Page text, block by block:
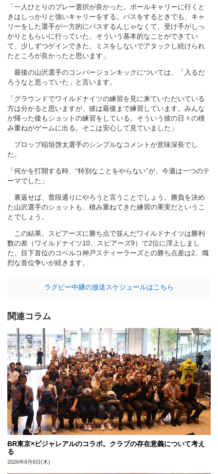
「一人ひとりのプレー選択が良かった。ボールキャリーに行くと
きはしっかりと強いキャリーをする。パスをするときでも、キャ
リーをした選手が一方的にパスするんじゃなくて、受け手がしっ
かりともらいに行っていた。そういう基本的なことができてい
て、少しずつゲインできた。ミスをしないでアタックし続けられ
たところが良かったと思います」
最後の山沢選手のコンバージョンキックについては、「入るだ
ろうなと思っていた」と言います。
「グラウンドでワイルドナイツの練習を見に来ていただいている
方は分かると思いますが、彼は最後まで練習しています。みんな
が帰った後もショットの練習をしている。そういう彼の日々の積
み重ねがゲームに出る。そこは安心して見ていました」
プロップ稲垣啓太選手のシンプルなコメントが意味深長でし
た。
「何かを打開する時、“特別なことをやらない”が、今週は一つのテ
ーマでした」
裏返せば、普段通りにやろうと言うことでしょう。勝負を決め
た山沢選手のショットも、積み重ねてきた練習の果実だというこ
とでしょう。
この結果、スピアーズに勝ち点で並んだワイルドナイツは勝利
数の差（ワイルドナイツ10、スピアーズ9）で2位に浮上しまし
た。目下首位のコベルコ神戸スティーラーズとの勝ち点差は2。熾
烈な首位争いが続きます。
ラグビー中継の放送スケジュールはこちら
関連コラム
BR東京×ビジャレアルのコラボ。クラブの存在意義について考え
る
2026年8月6日(木)